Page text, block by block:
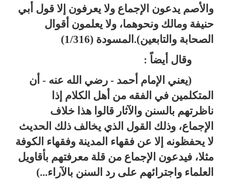
والأصم يدعون الإجماع ولا يعرفون إلا قول أبي
حنيفة ومالك ونحوهما، ولا يعلمون أقوال
الصحابة والتابعين).المسودة (1/316)
وقال أيضاً :
(يعني الإمام أحمد - رضي الله عنه - أن
المتكلمين في الفقه من أهل الكلام إذا
ناظرتهم بالسنن والآثار قالوا هذا خلاف
الإجماع، وذلك القول الذي يخالف ذلك الحديث
لا يحفظونه إلا عن فقهاء المدينة وفقهاء الكوفة
مثلا، فيدعون الإجماع من قلة معرفتهم بأقاويل
العلماء واجترائهم على رد السنن بالآراء...)